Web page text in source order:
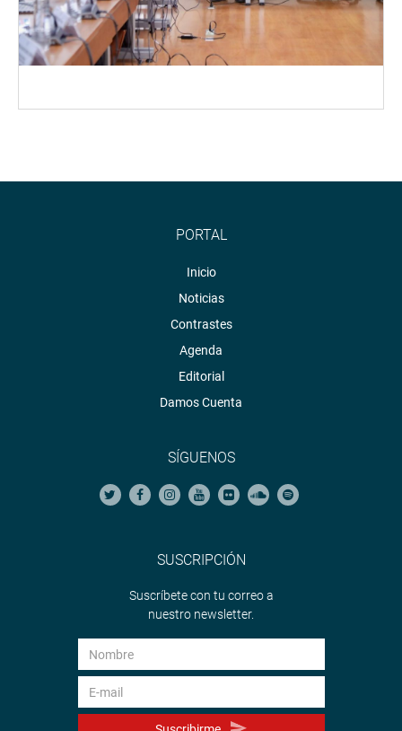
PORTAL
Inicio
Noticias
Contrastes
Agenda
Editorial
Damos Cuenta
SÍGUENOS
SUSCRIPCIÓN
Suscríbete con tu correo a
nuestro newsletter.